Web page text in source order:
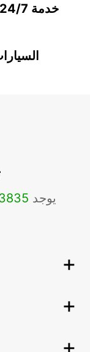
خدمة 24/7 في معظم المطارات الرئيسية
يوجد